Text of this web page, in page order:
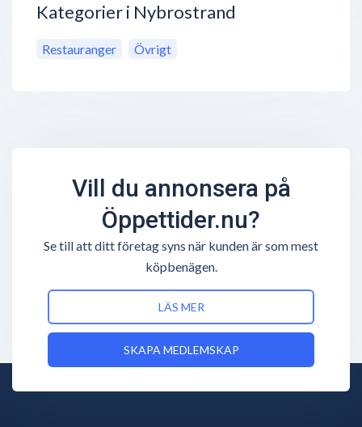
Kategorier i Nybrostrand
Restauranger Övrigt
Vill du annonsera på
Öppettider.nu?
Se till att ditt företag syns när kunden är som mest
köpbenägen.
LÄS MER
SKAPA MEDLEMSKAP